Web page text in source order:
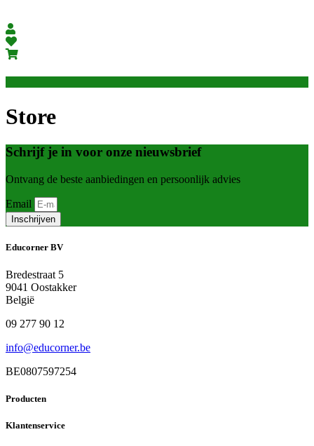
Store
Schrijf je in voor onze nieuwsbrief
Ontvang de beste aanbiedingen en persoonlijk advies
Email
Inschrijven
Educorner BV
Bredestraat 5
9041 Oostakker
België
09 277 90 12
info@educorner.be
BE0807597254
Producten
Klantenservice